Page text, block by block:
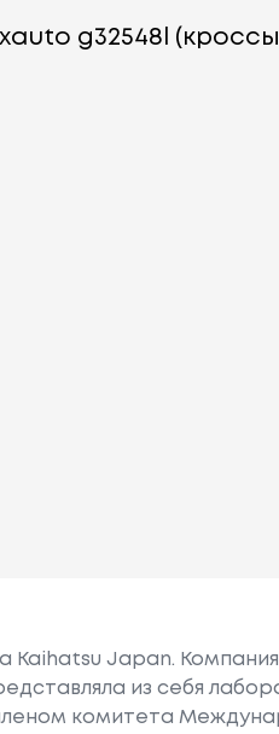
g32548l
Japan. Компания
из себя
комитета